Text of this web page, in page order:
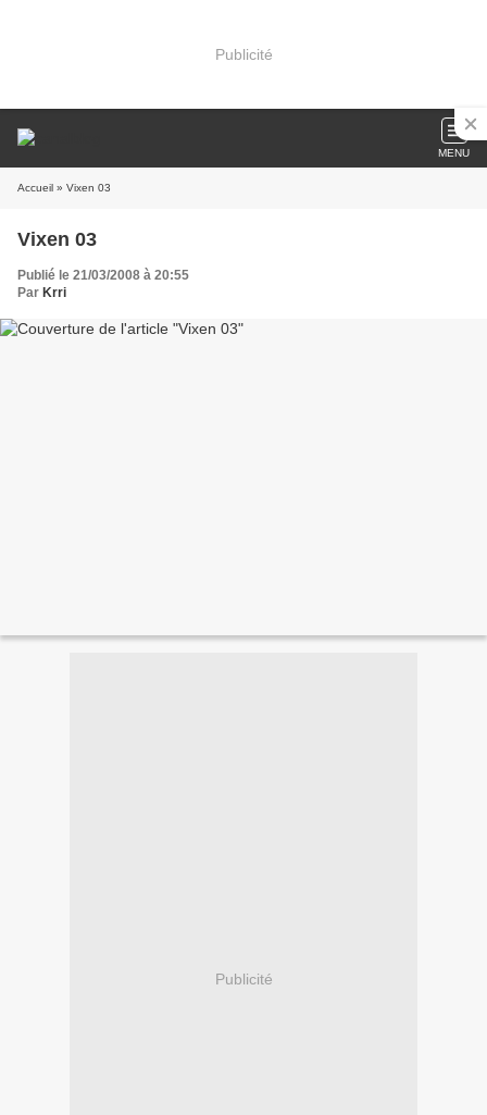
Publicité
MENU
Accueil » Vixen 03
Vixen 03
Publié le 21/03/2008 à 20:55
Par Krri
Publicité